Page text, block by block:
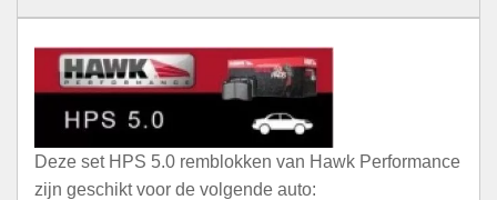
Deze set HPS 5.0 remblokken van Hawk Performance
zijn geschikt voor de volgende auto: